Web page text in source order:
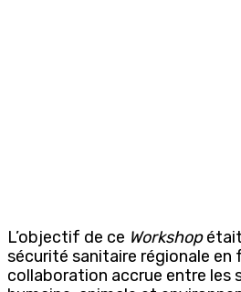
L’objectif de ce Workshopétait
sécurité sanitaire régionale en
collaboration accrue entre les